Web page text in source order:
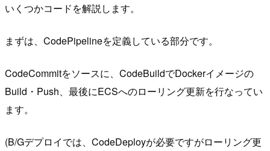
いくつかコードを解説します。
まずは、CodePipelineを定義している部分です。
CodeCommitをソースに、CodeBuildでDockerイメージの
Build・Push、最後にECSへのローリング更新を行なってい
ます。
(B/Gデプロイでは、CodeDeployが必要ですがローリング更